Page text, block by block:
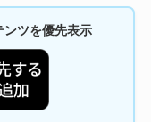
ツを優先表示